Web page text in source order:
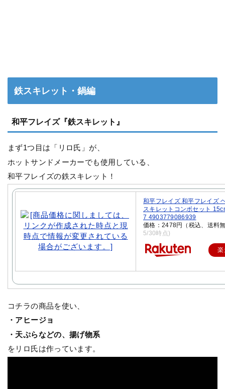
鉄スキレット・鍋編
和平フレイズ『鉄スキレット』
まず1つ目は「リロ氏」が、
ホットサンドメーカーでも使用している、
和平フレイズの鉄スキレット！
和平フレイズ 和平フレイズ
スキレットコンボセット
7 4903779086939
価格：2478円（税込、送料
5/30時点)
コチラの商品を使い、
・アヒージョ
・天ぷらなどの、揚げ物系
をリロ氏は作っています。